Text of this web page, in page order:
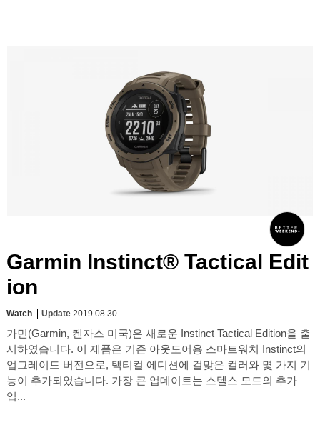
Garmin Instinct® Tactical Edit
ion
Watch Update 2019.08.30
가민(Garmin, 켄자스 미국)은 새로운 Instinct Tactical Edition을 출
시하였습니다. 이 제품은 기존 아웃도어용 스마트워치 Instinct의
업그레이드 버전으로, 택티컬 에디션에 걸맞은 컬러와 몇 가지 기
능이 추가되었습니다. 가장 큰 업데이트는 스텔스 모드의 추가
입...